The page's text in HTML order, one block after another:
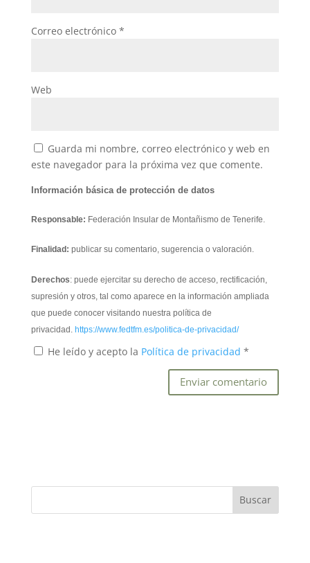
Correo electrónico *
Web
Guarda mi nombre, correo electrónico y web en
este navegador para la próxima vez que comente.
Información básica de protección de datos
Responsable: Federación Insular de Montañismo de Tenerife.
Finalidad: publicar su comentario, sugerencia o valoración.
Derechos: puede ejercitar su derecho de acceso, rectificación,
supresión y otros, tal como aparece en la información ampliada
que puede conocer visitando nuestra política de
privacidad. https://www.fedtfm.es/politica-de-privacidad/
He leído y acepto la Política de privacidad *